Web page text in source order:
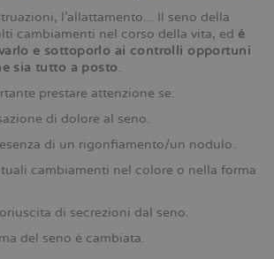
l’allattamento... Il seno della
cambiamenti nel corso della vita, ed è
e sottoporlo ai controlli opportuni
sia tutto a posto.
prestare attenzione se:
di dolore al seno.
di un rigonfiamento/un nodulo.
cambiamenti nel colore o nella forma
di secrezioni dal seno.
del seno è cambiata.